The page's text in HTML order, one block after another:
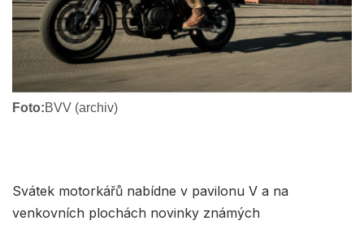
Foto:BVV (archiv)
Svátek motorkářů nabídne v pavilonu V a na
venkovních plochách novinky známých